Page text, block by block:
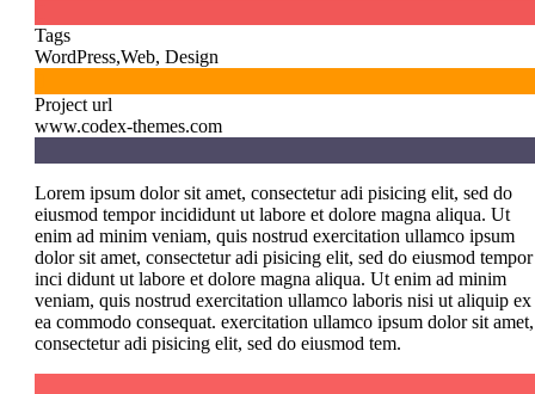
Tags
WordPress,Web, Design
Project url
www.codex-themes.com
Lorem ipsum dolor sit amet, consectetur adi pisicing elit, sed do
eiusmod tempor incididunt ut labore et dolore magna aliqua. Ut
enim ad minim veniam, quis nostrud exercitation ullamco ipsum
dolor sit amet, consectetur adi pisicing elit, sed do eiusmod tempor
inci didunt ut labore et dolore magna aliqua. Ut enim ad minim
veniam, quis nostrud exercitation ullamco laboris nisi ut aliquip ex
ea commodo consequat. exercitation ullamco ipsum dolor sit amet,
consectetur adi pisicing elit, sed do eiusmod tem.